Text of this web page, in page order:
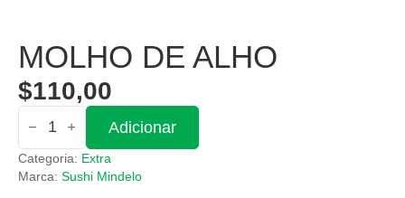
MOLHO DE ALHO
$110,00
Quantidade
de
Molho
de
alho
Adicionar
Categoria: Extra
Marca: Sushi Mindelo